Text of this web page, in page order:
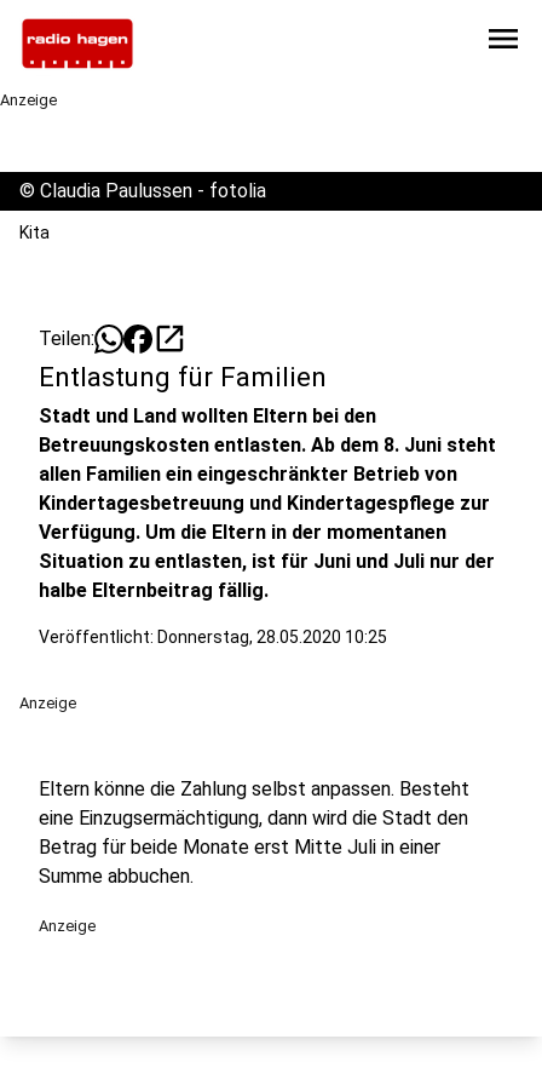
menu
Anzeige
© Claudia Paulussen - fotolia
Kita
Teilen: open_in_new
Entlastung für Familien
Stadt und Land wollten Eltern bei den
Betreuungskosten entlasten. Ab dem 8. Juni steht
allen Familien ein eingeschränkter Betrieb von
Kindertagesbetreuung und Kindertagespflege zur
Verfügung. Um die Eltern in der momentanen
Situation zu entlasten, ist für Juni und Juli nur der
halbe Elternbeitrag fällig.
Veröffentlicht: Donnerstag, 28.05.2020 10:25
Anzeige
Eltern könne die Zahlung selbst anpassen. Besteht
eine Einzugsermächtigung, dann wird die Stadt den
Betrag für beide Monate erst Mitte Juli in einer
Summe abbuchen.
Anzeige